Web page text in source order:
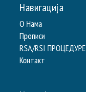
Навигација
О Нама
Прописи
RSA/RSI ПРОЦЕДУРЕ
Контакт